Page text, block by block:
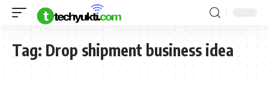
Tag: Drop shipment business idea